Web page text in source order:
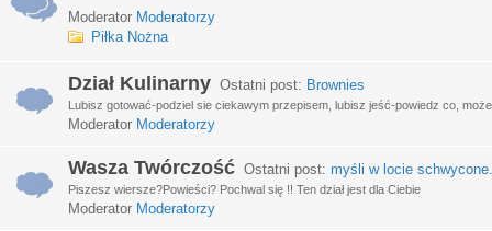
Moderator Moderatorzy
Piłka Nożna
Dział Kulinarny Ostatni post: Brownies
Lubisz gotować-podziel sie ciekawym przepisem, lubisz jeść-powiedz co,
Moderator Moderatorzy
Wasza Twórczość Ostatni post: myśli w locie
Piszesz wiersze?Powieści? Pochwal się !! Ten dział jest dla Ciebie
Moderator Moderatorzy